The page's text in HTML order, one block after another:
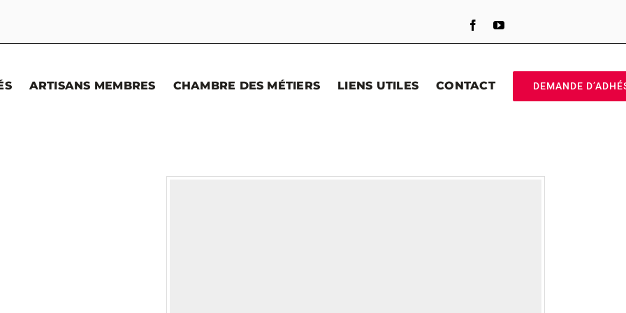
ARTISANS MEMBRES CHAMBRE DES MÉTIERS LIENS UTILES CONTACT DEMANDE